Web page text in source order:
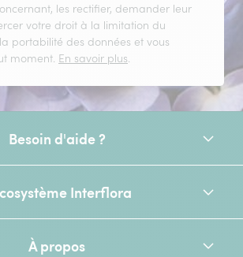
les rectifier, demander leur
votre droit à la limitation du
portabilité des données et vous
moment. En savoir plus.
Besoin d'aide ?
Interflora
À propos